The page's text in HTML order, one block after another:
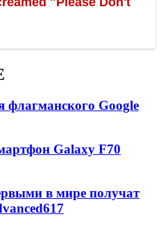
флагманского Google
Galaxy F70
в мире получат
617